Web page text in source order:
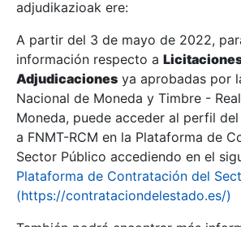
Erakutsi/Ezkutatu
Erakutsi/Ezkutatu
Erakutsi/Ezkutatu
adjudikazioak ere:
A partir del 3 de mayo de 2022,
información respecto a
Adjudicaciones ya aprobadas por
Nacional de Moneda y Timbre -
Moneda, puede acceder al perfil
a FNMT-RCM en la Plataforma de
Sector Público accediendo en el
Plataforma de Contratación del
(https://contrataciondelestado.es/)